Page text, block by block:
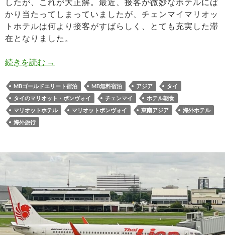
かり当たってしまっていましたが、チェンマイマリオッ
トホテルは何より接客がすばらしく、とても充実した滞
在となりました。
続きを読む チェンマイマリオットホテル宿泊記 人の温かさ
→
MBゴールドエリート宿泊 MB無料宿泊 アジア
タイ
タイのマリオット・ボンヴォイ
チェンマイ
ホテル朝食
マリオットホテル
マリオットボンヴォイ 東南アジア
海外ホテル
海外旅行